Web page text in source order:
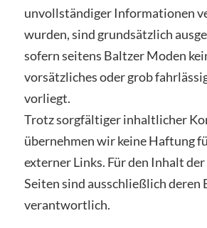
unvollständiger Informationen
wurden, sind grundsätzlich
sofern seitens Baltzer Moden
vorsätzliches oder grob
vorliegt.
Trotz sorgfältiger inhaltlicher
übernehmen wir keine Haftung
externer Links. Für den Inhalt
Seiten sind ausschließlich deren
verantwortlich.